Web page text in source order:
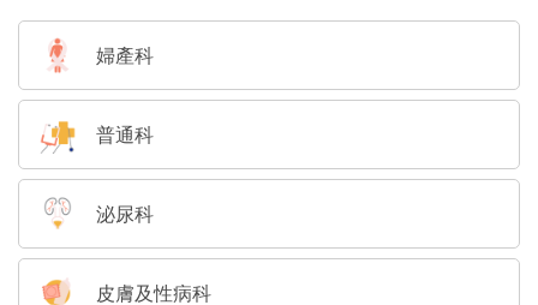
婦產科
普通科
泌尿科
皮膚及性病科